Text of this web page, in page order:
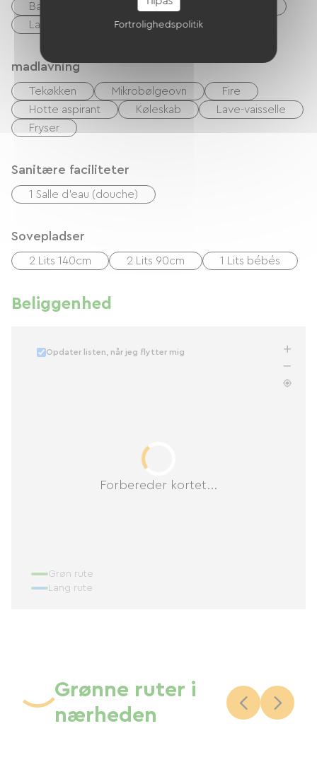
Baby udstyr
Hårtørrer
Lav linge
madlavning
Tekøkken Mikrobølgeovn
Fire
Hotte aspirant
Køleskab
Lave-vaisselle
Fryser
Sanitære faciliteter
1 Salle d'eau (douche)
Sovepladser
2 Lits 140cm 2 Lits 90cm 1 Lits bébés
Beliggenhed
Forbereder kortet...
Opdater listen, når jeg flytter mig
Grøn rute
Lang rute
Grønne ruter i
nærheden
Fortrolighedspolitik